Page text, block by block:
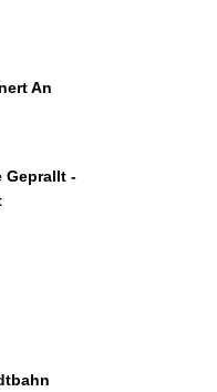
An
Geprallt -